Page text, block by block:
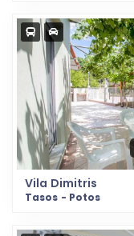
Vila Dimitris
Tasos - Potos